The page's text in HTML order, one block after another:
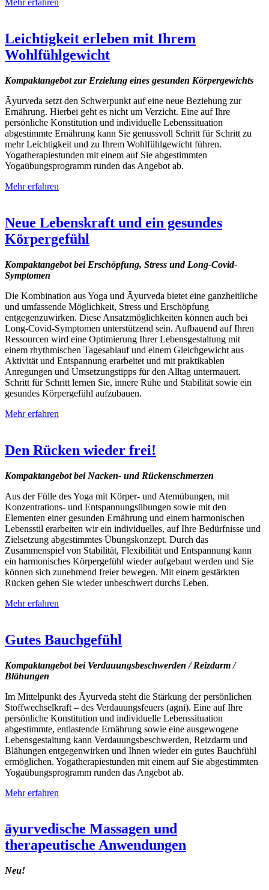
Mehr erfahren
Leichtigkeit erleben mit Ihrem
Wohlfühlgewicht
Kompaktangebot zur Erzielung eines gesunden Körpergewichts
Āyurveda setzt den Schwerpunkt auf eine neue Beziehung zur
Ernährung. Hierbei geht es nicht um Verzicht. Eine auf Ihre
persönliche Konstitution und individuelle Lebenssituation
abgestimmte Ernährung kann Sie genussvoll Schritt für Schritt zu
mehr Leichtigkeit und zu Ihrem Wohlfühlgewicht führen.
Yogatherapiestunden mit einem auf Sie abgestimmten
Yogaübungsprogramm runden das Angebot ab.
Mehr erfahren
Neue Lebenskraft und ein gesundes
Körpergefühl
Kompaktangebot bei Erschöpfung, Stress und Long-Covid-
Symptomen
Die Kombination aus Yoga und Āyurveda bietet eine ganzheitliche
und umfassende Möglichkeit, Stress und Erschöpfung
entgegenzuwirken. Diese Ansatzmöglichkeiten können auch bei
Long-Covid-Symptomen unterstützend sein. Aufbauend auf Ihren
Ressourcen wird eine Optimierung Ihrer Lebensgestaltung mit
einem rhythmischen Tagesablauf und einem Gleichgewicht aus
Aktivität und Entspannung erarbeitet und mit praktikablen
Anregungen und Umsetzungstipps für den Alltag untermauert.
Schritt für Schritt lernen Sie, innere Ruhe und Stabilität sowie ein
gesundes Körpergefühl aufzubauen.
Mehr erfahren
Den Rücken wieder frei!
Kompaktangebot bei Nacken- und Rückenschmerzen
Aus der Fülle des Yoga mit Körper- und Atemübungen, mit
Konzentrations- und Entspannungsübungen sowie mit den
Elementen einer gesunden Ernährung und einem harmonischen
Lebensstil erarbeiten wir ein individuelles, auf Ihre Bedürfnisse und
Zielsetzung abgestimmtes Übungskonzept. Durch das
Zusammenspiel von Stabilität, Flexibilität und Entspannung kann
ein harmonisches Körpergefühl wieder aufgebaut werden und Sie
können sich zunehmend freier bewegen. Mit einem gestärkten
Rücken gehen Sie wieder unbeschwert durchs Leben.
Mehr erfahren
Gutes Bauchgefühl
Kompaktangebot bei Verdauungsbeschwerden / Reizdarm /
Blähungen
Im Mittelpunkt des Āyurveda steht die Stärkung der persönlichen
Stoffwechselkraft – des Verdauungsfeuers (agni). Eine auf Ihre
persönliche Konstitution und individuelle Lebenssituation
abgestimmte, entlastende Ernährung sowie eine ausgewogene
Lebensgestaltung kann Verdauungsbeschwerden, Reizdarm und
Blähungen entgegenwirken und Ihnen wieder ein gutes Bauchfühl
ermöglichen. Yogatherapiestunden mit einem auf Sie abgestimmten
Yogaübungsprogramm runden das Angebot ab.
Mehr erfahren
āyurvedische Massagen und
therapeutische Anwendungen
Neu!